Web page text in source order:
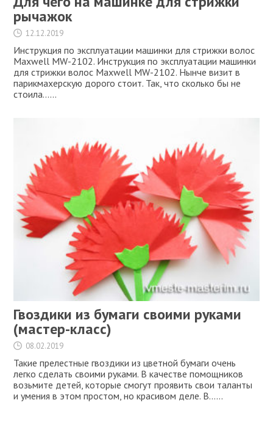
рычажок
12.12.2019
Инструкция по эксплуатации машинки для стрижки волос
Maxwell MW-2102. Инструкция по эксплуатации машинки
для стрижки волос Maxwell MW-2102. Нынче визит в
парикмахерскую дорого стоит. Так, что сколько бы не
стоила…...
Гвоздики из бумаги своими руками
(мастер-класс)
08.02.2019
Такие прелестные гвоздики из цветной бумаги очень
легко сделать своими руками. В качестве помощников
возьмите детей, которые смогут проявить свои таланты
и умения в этом простом, но красивом деле. В…...